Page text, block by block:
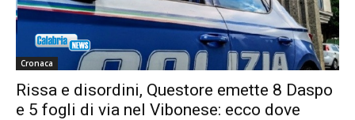
Cronaca
Rissa e disordini, Questore emette 8 Daspo
e 5 fogli di via nel Vibonese: ecco dove